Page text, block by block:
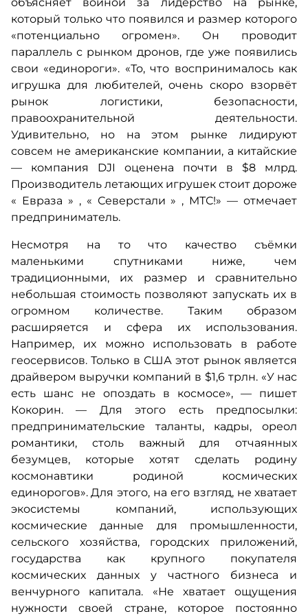
объясняет войной за лидерство на рынке,
который только что появился и размер которого
«потенциально огромен». Он проводит
параллель с рынком дронов, где уже появились
свои «единороги». «То, что воспринималось как
игрушка для любителей, очень скоро взорвёт
рынок логистики, безопасности,
правоохранительной деятельности.
Удивительно, но на этом рынке лидируют
совсем не американские компании, а китайские
— компания DJI оценена почти в $8 млрд.
Производитель летающих игрушек стоит дороже
Евраза
, Северстали
, МТС!» — отмечает
предприниматель.
Несмотря на то что качество съёмки
маленькими спутниками ниже, чем
традиционными, их размер и сравнительно
небольшая стоимость позволяют запускать их в
огромном количестве. Таким образом
расширяется и сфера их использования.
Например, их можно использовать в работе
геосервисов. Только в США этот рынок является
драйвером выручки компаний в $1,6 трлн. «У нас
есть шанс не опоздать в космосе», — пишет
Кокорин. — Для этого есть предпосылки:
предпринимательские таланты, кадры, ореол
романтики, столь важный для отчаянных
безумцев, которые хотят сделать родину
космонавтики родиной космических
единорогов». Для этого, на его взгляд, не хватает
экосистемы компаний, использующих
космические данные для промышленности,
сельского хозяйства, городских приложений,
государства как крупного покупателя
космических данных у частного бизнеса и
венчурного капитала. «Не хватает ощущения
нужности своей стране, которое постоянно